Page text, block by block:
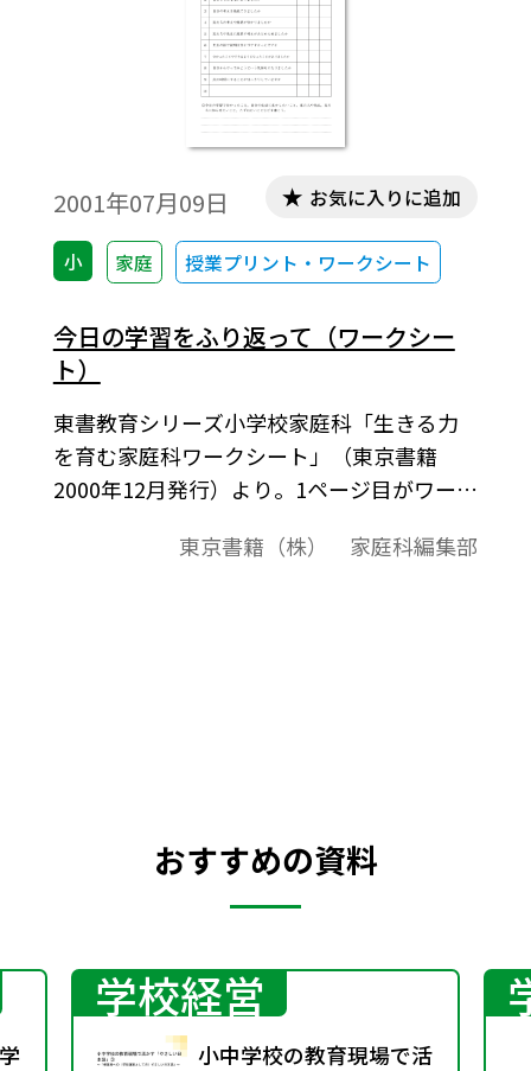
2001年07月09日
小 家庭 授業プリント・ワークシート
お気に入りに追加
今日の学習をふり返って（ワークシー
ト）
東書教育シリーズ小学校家庭科「生きる力
を育む家庭科ワークシート」（東京書籍
2000年12月発行）より。1ページ目がワーク
点。全単元で利用できます。今日の授業を振
東京書籍（株） 家庭科編集部
おすすめの資料
学校経営
小中学校の教育現場で活